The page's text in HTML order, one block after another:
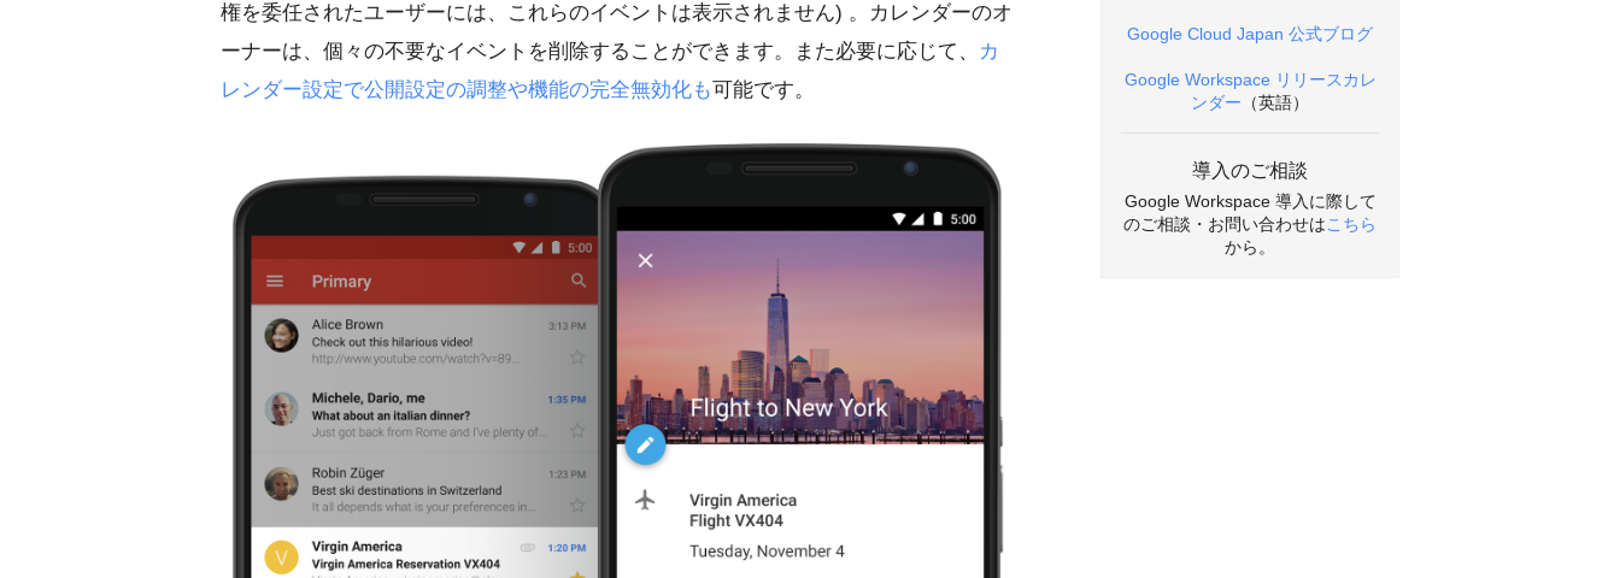
権を委任されたユーザーには、これらのイベントは表示されません) 。カレンダーのオ
ーナーは、個々の不要なイベントを削除することができます。また必要に応じて、
カ
レンダー設定で公開設定の調整や機能の完全無効化も可能です。
Google Cloud Japan 公式ブログ
Google Workspace リリースカレ
ンダー （英語）
導入のご相談
Google Workspace 導入に際して
のご相談・お問い合わせはこちら
から。